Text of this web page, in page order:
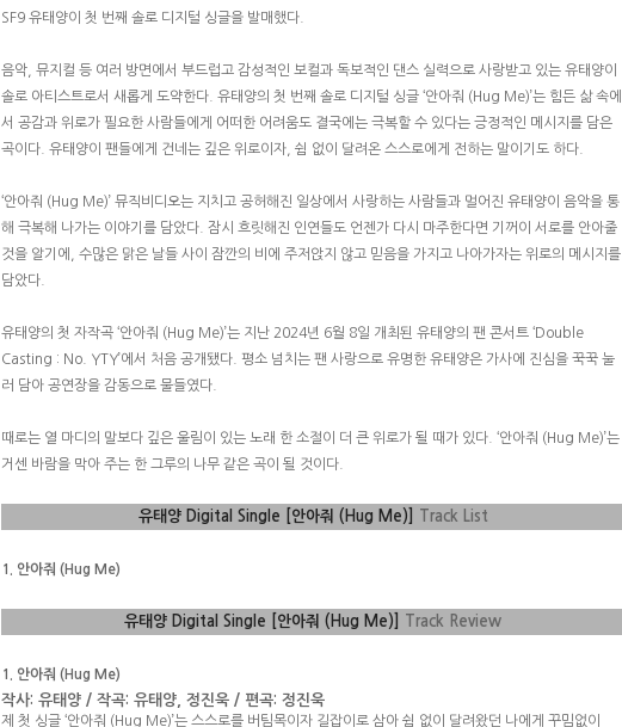
SF9 유태양이 첫 번째 솔로 디지털 싱글을 발매했다
음악 뮤지컬 등 여러 방면에서 부드럽고 감성적인 보컬과 독보적인 댄스 실력으로 사랑받고 있는 유태양이
솔로 아티스트로서 새롭게 도약한다 유태양의 첫 번째 솔로 디지털 싱글 ‘안아줘 (Hug Me)’는 힘든 삶 속에
서 공감과 위로가 필요한 사람들에게 어떠한 어려움도 결국에는 극복할 수 있다는 긍정적인 메시지를 담은
곡이다 유태양이 팬들에게 건네는 깊은 위로이자 쉼 없이 달려온 스스로에게 전하는 말이기도 하다
‘안아줘 (Hug Me)’ 뮤직비디오는 지치고 공허해진 일상에서 사랑하는 사람들과 멀어진 유태양이 음악을 통
해 극복해 나가는 이야기를 담았다 잠시 흐릿해진 인연들도 언젠가 다시 마주한다면 기꺼이 서로를 안아줄
것을 알기에
수많은 맑은 날들 사이 잠깐의 비에 주저앉지 않고 믿음을 가지고 나아가자는 위로의 메시지를
담았다
유태양의 첫 자작곡 ‘안아줘 (Hug Me)’는 지난 2024년 6월 8일 개최된 유태양의 팬 콘서트 ‘Double
Casting : No. YTY’에서 처음 공개됐다
평소 넘치는 팬 사랑으로 유명한 유태양은 가사에 진심을 꾹꾹 눌
러 담아 공연장을 감동으로 물들였다
때로는 열 마디의 말보다 깊은 울림이 있는 노래 한 소절이 더 큰 위로가 될 때가 있다 ‘안아줘 (Hug Me)’는
거센 바람을 막아 주는 한 그루의 나무 같은 곡이 될 것이다
유태양 Digital Single [ 안아줘 (Hug Me)] Track List
1. 안아줘 (Hug Me)
유태양 Digital Single [ 안아줘 (Hug Me)] Track Review
1. 안아줘 (Hug Me)
작사: 유태양 / 작곡: 유태양 정진욱 / 편곡: 정진욱
제 첫 싱글 ‘안아줘 (Hug Me)’는 스스로를 버팀목이자 길잡이로 삼아 쉼 없이 달려왔던 나에게 꾸밈없이